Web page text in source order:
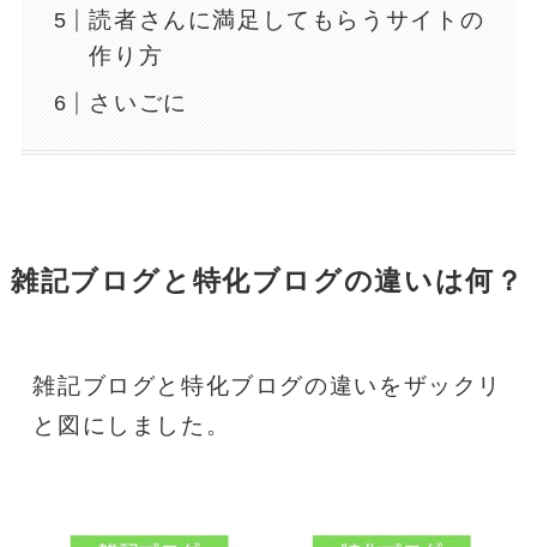
読者さんに満足してもらうサイトの
作り方
さいごに
雑記ブログと特化ブログの違いは何？
雑記ブログと特化ブログの違いをザックリ
と図にしました。